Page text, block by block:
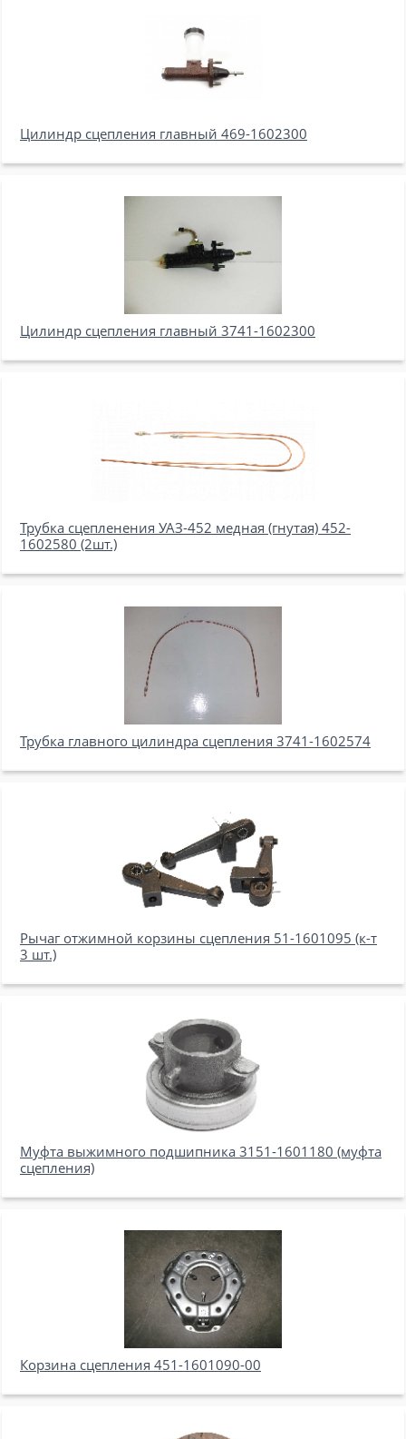
Цилиндр сцепления главный 469-1602300
Цилиндр сцепления главный 3741-1602300
Трубка сцепленения УАЗ-452 медная (гнутая) 452-
1602580 (2шт.)
Трубка главного цилиндра сцепления 3741-1602574
Рычаг отжимной корзины сцепления 51-1601095 (к-т
3 шт.)
Муфта выжимного подшипника 3151-1601180 (муфта
сцепления)
Корзина сцепления 451-1601090-00